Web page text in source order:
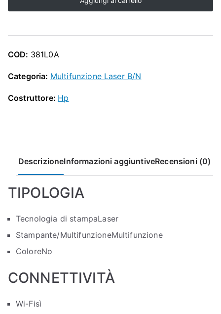
B/N
quantità
COD: 381L0A
Categoria: Multifunzione Laser B/N
Costruttore: Hp
DescrizioneInformazioni aggiuntiveRecensioni (0)
TIPOLOGIA
Tecnologia di stampaLaser
Stampante/MultifunzioneMultifunzione
ColoreNo
CONNETTIVITÀ
Wi-Fisì